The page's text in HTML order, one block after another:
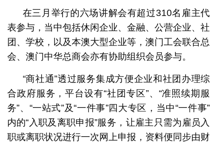
在三月举行的六场讲解会有超过310名雇主代
表参与，当中包括休闲企业、金融、公营企业、社
团、学校，以及本澳大型企业等，澳门工会联合总
会、澳门中华总商会亦有协助组织会员参与。
“商社通”透过服务集成方便企业和社团办理综
合政府服务，平台设有“社团专区”、“准照续期服
务”、“一站式”及“一件事”四大专区，当中“一件事”
内的“入职及离职申报”服务，让雇主只需为雇员入
职或离职状况进行一次网上申报，资料便同步由财